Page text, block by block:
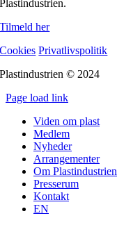
Plastindustrien.
Tilmeld her
Cookies Privatlivspolitik
Plastindustrien © 2024
Page load link
Viden om plast
Medlem
Nyheder
Arrangementer
Om Plastindustrien
Presserum
Kontakt
EN